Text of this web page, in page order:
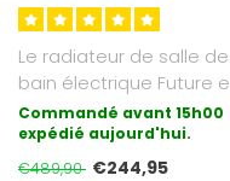
Le radiateur de salle de
bain électrique Future
une synthèse du
et..
Commandé avant 15h00
expédié aujourd'hui.
€489,90 €244,95